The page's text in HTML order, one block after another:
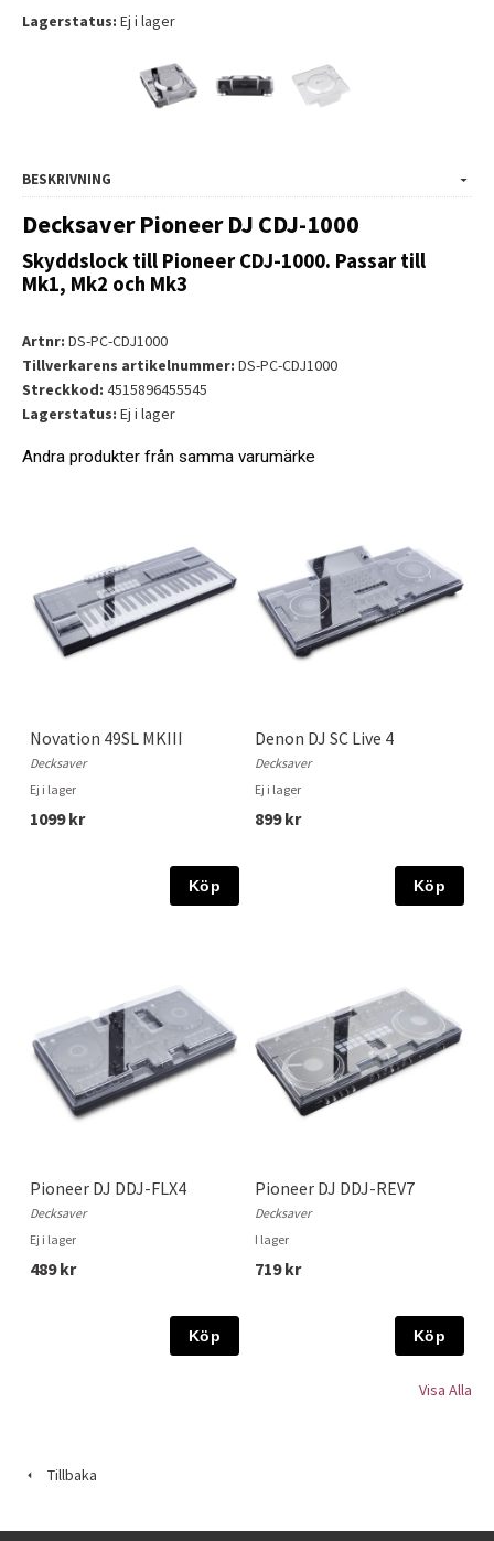
Lagerstatus: Ej i lager
BESKRIVNING
Decksaver Pioneer DJ CDJ-1000
Skyddslock till Pioneer CDJ-1000. Passar till
Mk1, Mk2 och Mk3
Artnr: DS-PC-CDJ1000
Tillverkarens artikelnummer: DS-PC-CDJ1000
Streckkod: 4515896455545
Lagerstatus: Ej i lager
Andra produkter från samma varumärke
Novation 49SL MKIII
Decksaver
Ej i lager
1099 kr
Köp
Denon DJ SC Live 4
Decksaver
Ej i lager
899 kr
Köp
Pioneer DJ DDJ-FLX4
Decksaver
Ej i lager
489 kr
Köp
Pioneer DJ DDJ-REV7
Decksaver
I lager
719 kr
Köp
Visa Alla
Tillbaka